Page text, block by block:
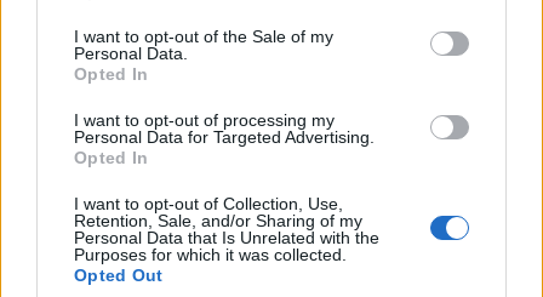
I want to opt-out of the Sale of my
Personal Data.
Opted In
I want to opt-out of processing my
Personal Data for Targeted Advertising.
Opted In
I want to opt-out of Collection, Use,
Retention, Sale, and/or Sharing of my
Personal Data that Is Unrelated with the
Purposes for which it was collected.
Opted Out